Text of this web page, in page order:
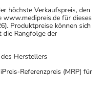
höchste Verkaufspreis, den
www.medipreis.de für dieses
Produktpreise können sich
die Rangfolge der
Herstellers
Referenzpreis (MRP) für